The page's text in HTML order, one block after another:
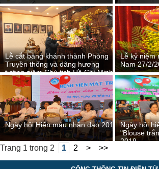
Lễ cắt băng khánh thành Phòng
Truyền thống và dâng hương
tưởng niệm Chủ tịch Hồ Chí Minh
và các cố lãnh đạo tiền nhiệm
Lễ kỷ niệm
Nam 27/2/
Ngày hội Hiến máu nhân đạo 2018 Ngày hội
"Blouse
2019
Trang 1 trong 2 1 2 > >>